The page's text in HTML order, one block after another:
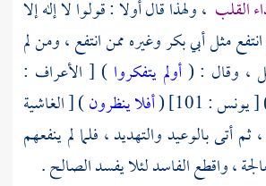
القلب ، ولهذا قال أولا : قولوا لا إله إلا
انتفع مثل أبي بكر وغيره ممن انتفع ، ومن لم
، وقال : (أولم يتفكروا) [ الأعراف :
يونس : 101] ( أفلا ينظرون) [ الغاشية
ثم أتى بالوعيد والتهديد ، فلما لم ينفعهم
، واقطع الفاسد لئلا يفسد الصالح .